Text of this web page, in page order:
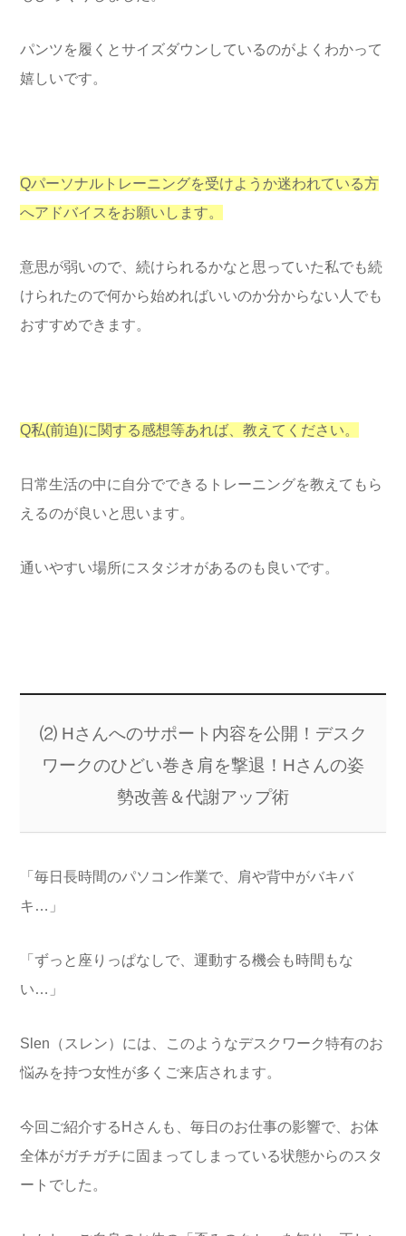
パンツを履くとサイズダウンしているのがよくわかって
嬉しいです。
Qパーソナルトレーニングを受けようか迷われている方
へアドバイスをお願いします。
意思が弱いので、続けられるかなと思っていた私でも続
けられたので何から始めればいいのか分からない人でも
おすすめできます。
Q私(前迫)に関する感想等あれば、教えてください。
日常生活の中に自分でできるトレーニングを教えてもら
えるのが良いと思います。
通いやすい場所にスタジオがあるのも良いです。
⑵ Hさんへのサポート内容を公開！デスク
ワークのひどい巻き肩を撃退！Hさんの姿
勢改善＆代謝アップ術
「毎日長時間のパソコン作業で、肩や背中がバキバ
キ…」
「ずっと座りっぱなしで、運動する機会も時間もな
い…」
Slen（スレン）には、このようなデスクワーク特有のお
悩みを持つ女性が多くご来店されます。
今回ご紹介するHさんも、毎日のお仕事の影響で、お体
全体がガチガチに固まってしまっている状態からのスタ
ートでした。